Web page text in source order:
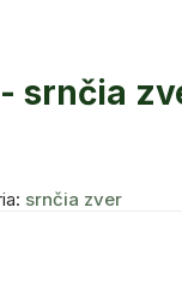
srnčia
srnčia zver